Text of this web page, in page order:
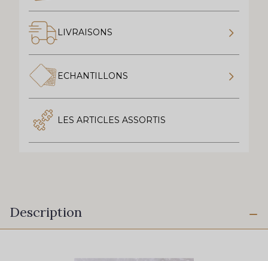
LIVRAISONS
ECHANTILLONS
LES ARTICLES ASSORTIS
Description